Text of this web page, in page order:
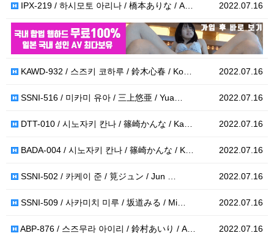
2022.07.16
IPX-219 / 하시모토 아리나 / 橋本ありな / A…
2022.07.16
2022.07.16
KAWD-932 / 스즈키 코하루 / 鈴木心春 / Ko…
2022.07.16
SSNI-516 / 미카미 유아 / 三上悠亜 / Yua…
2022.07.16
DTT-010 / 시노자키 칸나 / 篠崎かんな / Ka…
2022.07.16
BADA-004 / 시노자키 칸나 / 篠崎かんな / K…
2022.07.16
SSNI-502 / 카케이 준 / 筧ジュン / Jun …
2022.07.16
SSNI-509 / 사카미치 미루 / 坂道みる / Mi…
2022.07.16
ABP-876 / 스즈무라 아이리 / 鈴村あいり / A…